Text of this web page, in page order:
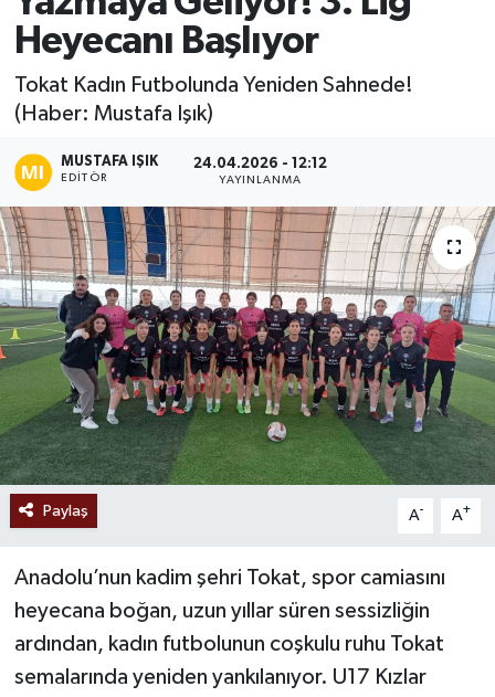
Heyecanı Başlıyor
Tokat Kadın Futbolunda Yeniden Sahnede!
(Haber: Mustafa Işık)
MUSTAFA IŞIK
EDITÖR
24.04.2026 - 12:12
YAYINLANMA
Paylaş A- A+
Anadolu’nun kadim şehri Tokat, spor camiasını
heyecana boğan, uzun yıllar süren sessizliğin
ardından, kadın futbolunun coşkulu ruhu Tokat
semalarında yeniden yankılanıyor. U17 Kızlar
Ekonomi
Sağlık
Tokat Haber